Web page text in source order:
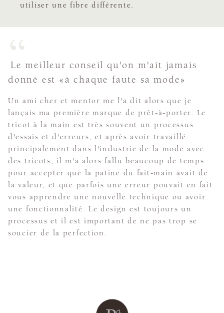
utiliser une fibre différente.
Le meilleur conseil qu'on m'ait jamais
donné est «à chaque faute sa mode»
Un ami cher et mentor me l'a dit alors que je
lançais ma première marque de prêt-à-porter. Le
tricot à la main est très souvent un processus
d'essais et d'erreurs, et après avoir travaillé
principalement dans l'industrie de la mode avec
des tricots, il m'a alors fallu beaucoup de temps
pour accepter que la patine du fait-main avait de
la valeur, et que parfois une erreur pouvait en fait
vous apprendre une nouvelle technique ou avoir
une fonctionnalité. Le design est toujours un
processus et il est important de ne pas trop se
soucier de la perfection.